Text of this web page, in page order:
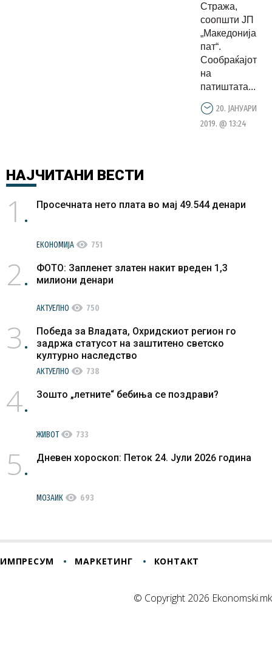
Стража,
соопшти ЈП
„Македонија
пат“.
Сообраќајот
на
патиштата...
20. ЈАНУАРИ
2019. @ 13:24
НАЈЧИТАНИ ВЕСТИ
1 Просечната нето плата во мај 49.544 денари
ЕКОНОМИЈА visibility 751
2
ФОТО: Запленет златен накит вреден 1,3
милиони денари
АКТУЕЛНО visibility 750
3
Победа за Владата, Охридскиот регион го
задржа статусот на заштитено светско
културно наследство
АКТУЕЛНО visibility 738
4 Зошто „летните“ бебиња се поздрави?
ЖИВОТvisibility 733
5 Дневен хороскоп: Петок 24. Јули 2026 година
МОЗАИК visibility 693
ИМПРЕСУМ МАРКЕТИНГ КОНТАКТ
© Copyright 2026 Ekonomski.mk